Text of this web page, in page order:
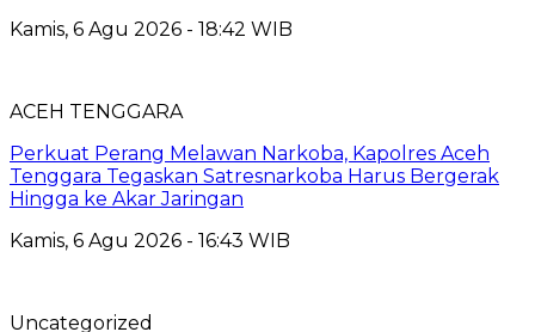
Kamis, 6 Agu 2026 - 18:42 WIB
ACEH TENGGARA
Perkuat Perang Melawan Narkoba, Kapolres Aceh
Tenggara Tegaskan Satresnarkoba Harus Bergerak
Hingga ke Akar Jaringan
Kamis, 6 Agu 2026 - 16:43 WIB
Uncategorized